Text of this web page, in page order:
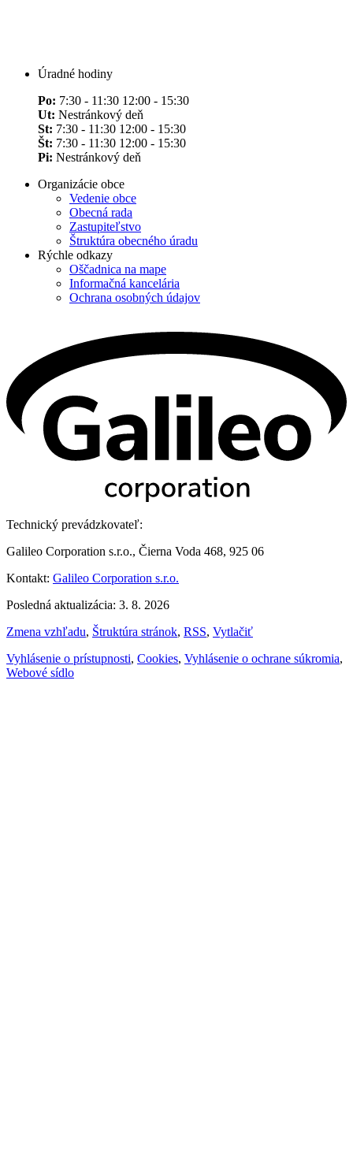
Úradné hodiny
Po: 7:30 - 11:30 12:00 - 15:30
Ut: Nestránkový deň
St: 7:30 - 11:30 12:00 - 15:30
Št: 7:30 - 11:30 12:00 - 15:30
Pi: Nestránkový deň
Organizácie obce
Vedenie obce
Obecná rada
Zastupiteľstvo
Štruktúra obecného úradu
Rýchle odkazy
Oščadnica na mape
Informačná kancelária
Ochrana osobných údajov
Technický prevádzkovateľ:
Galileo Corporation s.r.o., Čierna Voda 468, 925 06
Kontakt: Galileo Corporation s.r.o.
Posledná aktualizácia: 3. 8. 2026
Zmena vzhľadu, Štruktúra stránok, RSS, Vytlačiť
Vyhlásenie o prístupnosti, Cookies, Vyhlásenie o ochrane súkromia,
Webové sídlo